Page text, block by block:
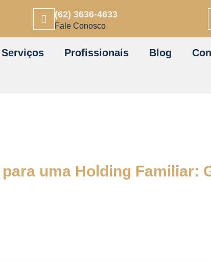
(62) 3636-4633
Fale Conosco
Serviços Profissionais Blog
uma Holding Familiar: